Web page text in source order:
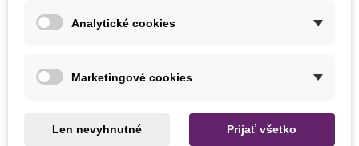
Analytické cookies
Marketingové cookies
Len nevyhnutné Prijať všetko